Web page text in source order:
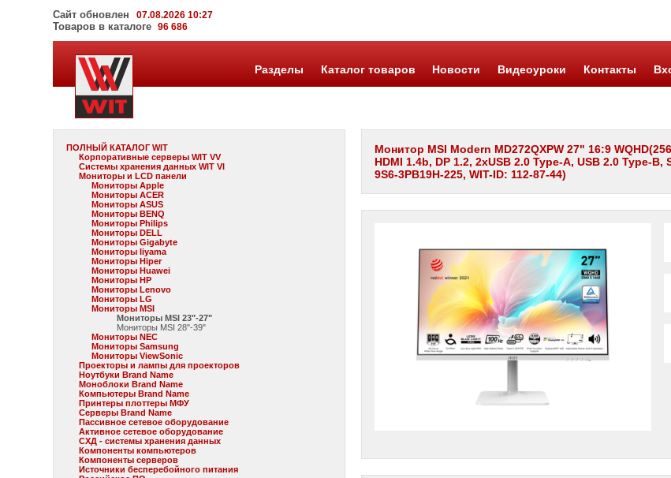
Сайт обновлен 07.08.2026 10:27
Товаров в каталоге96 686
Разделы Каталог товаров Новости Видеоуроки Контакты
ПОЛНЫЙ КАТАЛОГ WIT
Корпоративные серверы WIT VV
Системы хранения данных WIT VI
Мониторы и LCD панели
Мониторы Apple
Мониторы ACER
Мониторы ASUS
Мониторы BENQ
Мониторы Philips
Мониторы DELL
Мониторы Gigabyte
Мониторы Iiyama
Мониторы Hiper
Мониторы Huawei
Мониторы HP
Мониторы Lenovo
Мониторы LG
Мониторы MSI
Мониторы MSI 23"-27"
Мониторы MSI 28"-39"
Мониторы NEC
Мониторы Samsung
Мониторы ViewSonic
Проекторы и лампы для проекторов
Ноутбуки Brand Name
Моноблоки Brand Name
Компьютеры Brand Name
Принтеры плоттеры МФУ
Серверы Brand Name
Пассивное сетевое оборудование
Активное сетевое оборудование
СХД - системы хранения данных
Компоненты компьютеров
Компоненты серверов
Источники бесперебойного питания
Монитор MSI Modern MD272QXPW 27" 16:9
HDMI 1.4b, DP 1.2, 2xUSB 2.0 Type-A, USB 2.0 Type-
9S6-3PB19H-225, WIT-ID: 112-87-44)